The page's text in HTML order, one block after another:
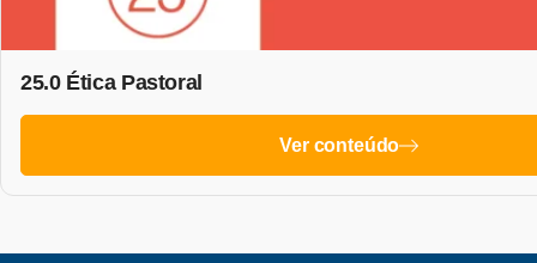
25.0 Ética Pastoral
Ver conteúdo